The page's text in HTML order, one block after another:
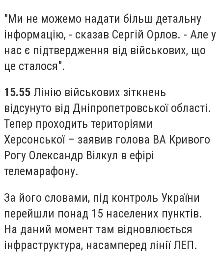
"Ми не можемо надати більш детальну
інформацію, - сказав Сергій Орлов. - Але у
нас є підтвердження від військових, що
це сталося".
15.55 Лінію військових зіткнень
відсунуто від Дніпропетровської області.
Тепер проходить територіями
Херсонської – заявив голова ВА Кривого
Рогу Олександр Вілкул в ефірі
телемарафону.
За його словами, під контроль України
перейшли понад 15 населених пунктів.
На даний момент там відновлюється
інфраструктура, насамперед лінії ЛЕП.